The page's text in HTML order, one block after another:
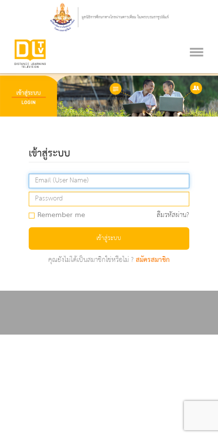
เข้าสู่ระบบ
Remember me ลืมรหัสผ่าน?
เข้าสู่ระบบ
คุณยังไม่ได้เป็นสมาชิกใช่หรือไม่ ?สมัครสมาชิก